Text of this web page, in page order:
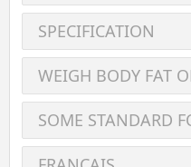
SPECIFICATION
WEIGH BODY FAT
SOME STANDARD